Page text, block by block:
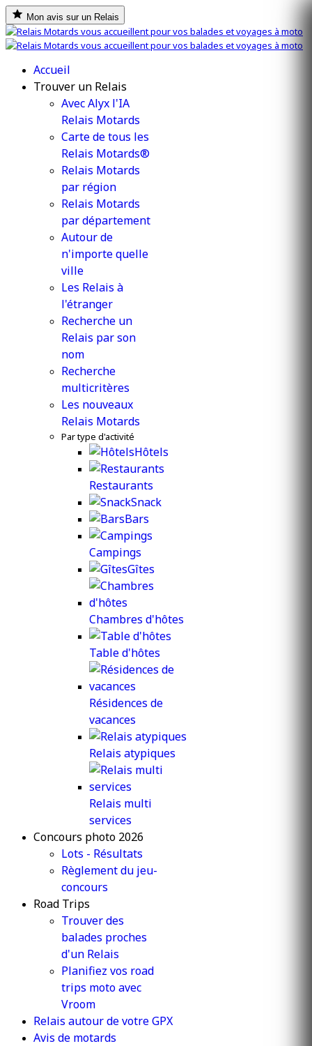
Mon avis sur un Relais
Accueil
Trouver un Relais
Avec Alyx l'IA
Relais Motards
Carte de tous les
Relais Motards®
Relais Motards
par région
Relais Motards
par département
Autour de
n'importe quelle
ville
Les Relais à
l'étranger
Recherche un
Relais par son
nom
Recherche
multicritères
Les nouveaux
Relais Motards
Par type d'activité
Hôtels
Restaurants
Snack
Bars
Campings
Gîtes
Chambres d'hôtes
Table d'hôtes
Résidences de
vacances
Relais atypiques
Relais multi
services
Concours photo 2026
Lots - Résultats
Règlement du jeu-
concours
Road Trips
Trouver des
balades proches
d'un Relais
Planifiez vos road
trips moto avec
Vroom
Relais autour de votre GPX
Avis de motards